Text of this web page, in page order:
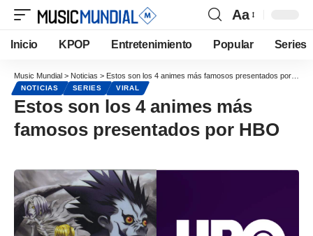
Aa
Inicio KPOP Entretenimiento Popular Series
Music Mundial > Noticias > Estos son los 4 animes más famosos presentados por HBO
NOTICIAS SERIES VIRAL
Estos son los 4 animes más
famosos presentados por HBO